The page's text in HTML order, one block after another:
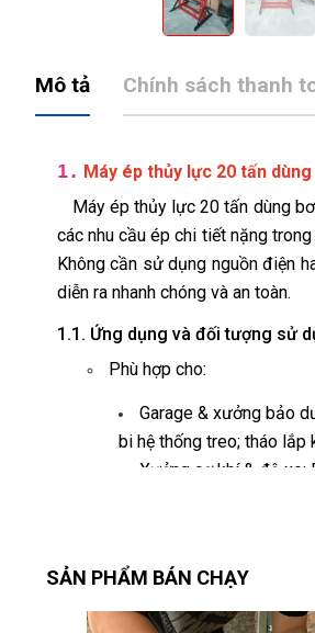
Mô tả Chính sách thanh
1. Máy ép thủy lực 20 tấn
Máy ép thủy lực 20 tấn dùng
các nhu cầu ép chi tiết nặng
Không cần sử dụng nguồn điện
diễn ra nhanh chóng và an toàn.
1.1. Ứng dụng và đối tượng sử
Phù hợp cho:
Garage & xưởng bảo
bi hệ thống treo; tháo lắp
Xưởng cơ khí & độ xe:
Xưởng lốp & cân
thời gian bảo dưỡng định
Dịch vụ lưu động
SẢN PHẨM BÁN CHẠY